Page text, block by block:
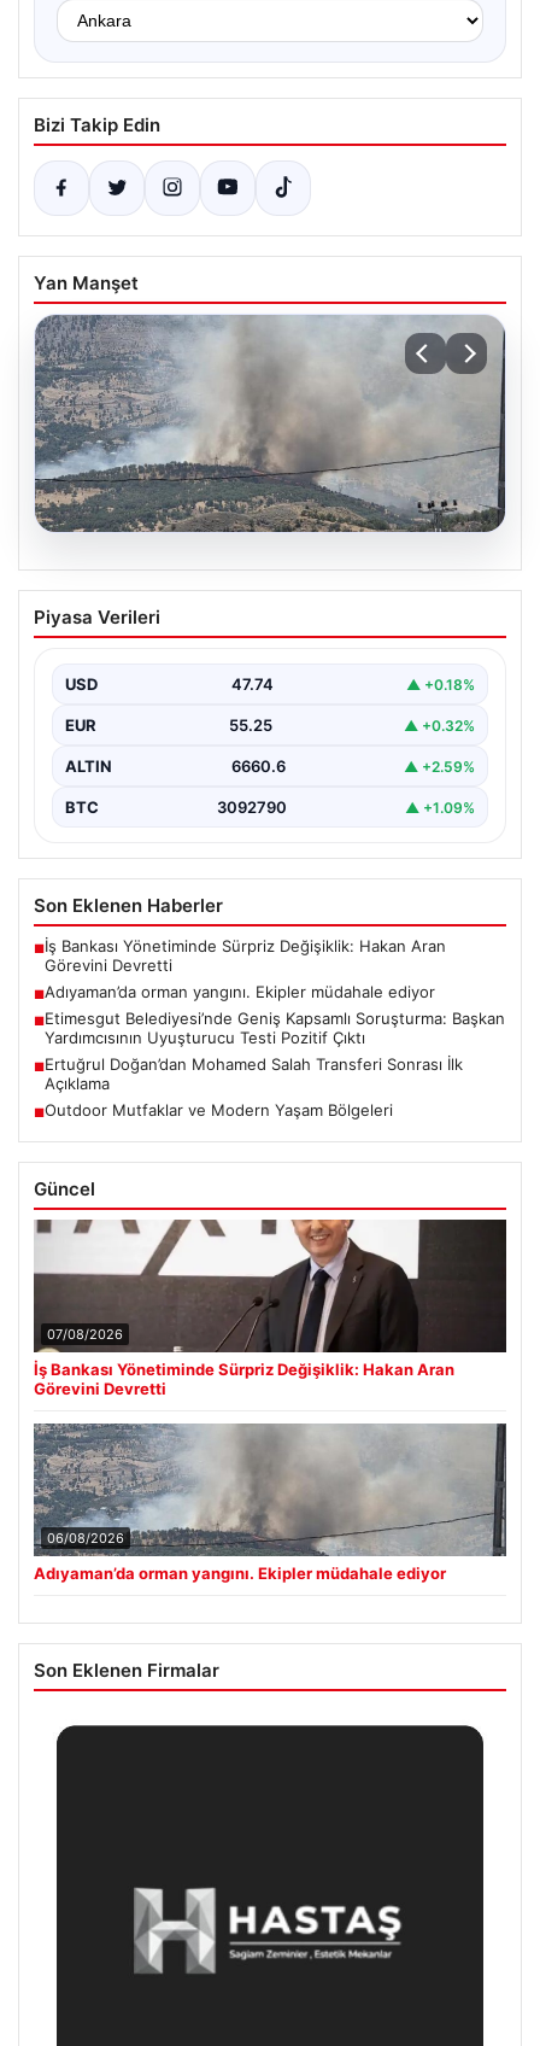
Bizi Takip Edin
Yan Manşet
06.08.2026
Adıyaman’da orman yangını. Ekipler
müdahale ediyor
Alınmaya Çalışılıyor", "content": "Adıyaman iline bağlı
Gerger…
Piyasa Verileri
USD 47.74 ▲ +0.18%
EUR 55.25 ▲ +0.32%
ALTIN 6660.6 ▲ +2.59%
BTC 3092790 ▲ +1.09%
Son Eklenen Haberler
■İş Bankası Yönetiminde Sürpriz Değişiklik: Hakan Aran
Görevini Devretti
■Adıyaman’da orman yangını. Ekipler müdahale ediyor
■Etimesgut Belediyesi’nde Geniş Kapsamlı Soruşturma: Başkan
Yardımcısının Uyuşturucu Testi Pozitif Çıktı
■Ertuğrul Doğan’dan Mohamed Salah Transferi Sonrası İlk
Açıklama
■Outdoor Mutfaklar ve Modern Yaşam Bölgeleri
Güncel
07/08/2026
İş Bankası Yönetiminde Sürpriz Değişiklik: Hakan Aran
Görevini Devretti
06/08/2026
Adıyaman’da orman yangını. Ekipler müdahale ediyor
Son Eklenen Firmalar